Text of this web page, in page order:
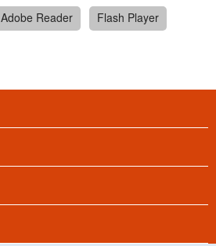
Adobe Reader
Flash Player